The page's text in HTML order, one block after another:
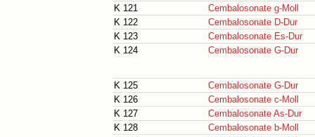
K 121
Cembalosonate g-Moll
K 122
Cembalosonate D-Dur
K 123
Cembalosonate Es-Dur
K 124
Cembalosonate G-Dur
K 125
Cembalosonate G-Dur
K 126
Cembalosonate c-Moll
K 127
Cembalosonate As-Dur
K 128
Cembalosonate b-Moll